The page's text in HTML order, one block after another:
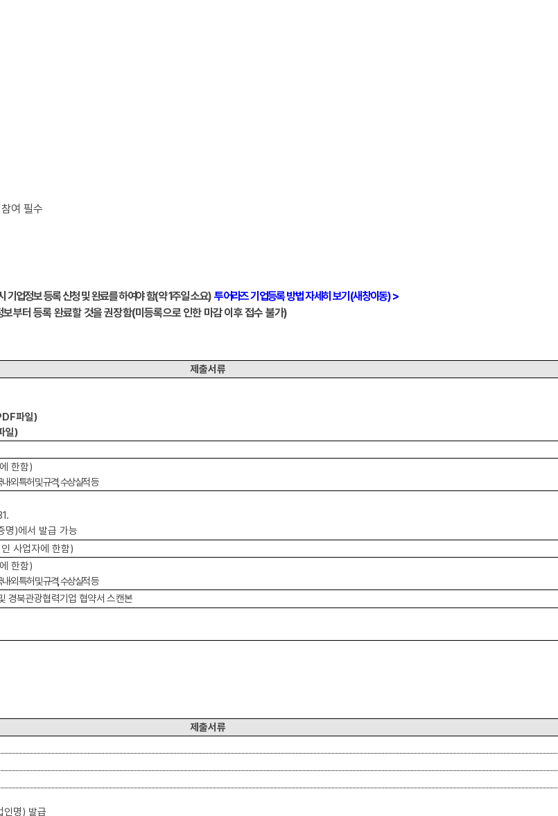
여 필수
기업정보 등록 신청 및 완료를 하여야 함(약1주일 소요)투어라즈 기업등록 방법 자세히 보기(새창이동) >
보부터 등록 완료할 것을 권장함(미등록으로 인한 마감 이후 접수 불가)
제출서류
파일)
일)
한함)
내·외 특허 및 규격,수상실적 등
명)에서 발급 가능
사업자에 한함)
한함)
내·외 특허 및 규격,수상실적 등
경북관광협력기업 협약서 스캔본
제출서류
인명) 발급